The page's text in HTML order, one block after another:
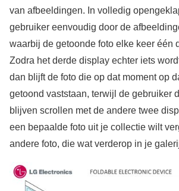
van afbeeldingen. In volledig
gebruiker eenvoudig door de
waarbij de getoonde foto elke keer één
Zodra het derde display echter iets
dan blijft de foto die op dat moment op
getoond vaststaan, terwijl de gebruiker
blijven scrollen met de andere twee
een bepaalde foto uit je collectie wilt
andere foto, die wat verderop in je